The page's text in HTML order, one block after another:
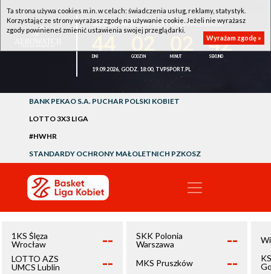
1KS ŚLĘZA WROCŁAW - LOTTO AZS UMCS LUBLIN
42
19.09.2026, GODZ. 18:00, TVPSPORT.PL
BANK PEKAO S.A. PUCHAR POLSKI KOBIET
LOTTO 3X3 LIGA
#HWHR
STANDARDY OCHRONY MAŁOLETNICH PZKOSZ
1KS Ślęza
Wrocław
--
LOTTO AZS
UMCS Lublin
--
SKK Polonia
Warszawa
--
MKS Pruszków --
Ta strona używa cookies m.in. w celach: świadczenia usług, reklamy, statystyk.
Korzystając ze strony wyrażasz zgodę na używanie cookie. Jeżeli nie wyrażasz
zgody powinieneś zmienić ustawienia swojej przeglądarki.
Wyrażam zgodę »